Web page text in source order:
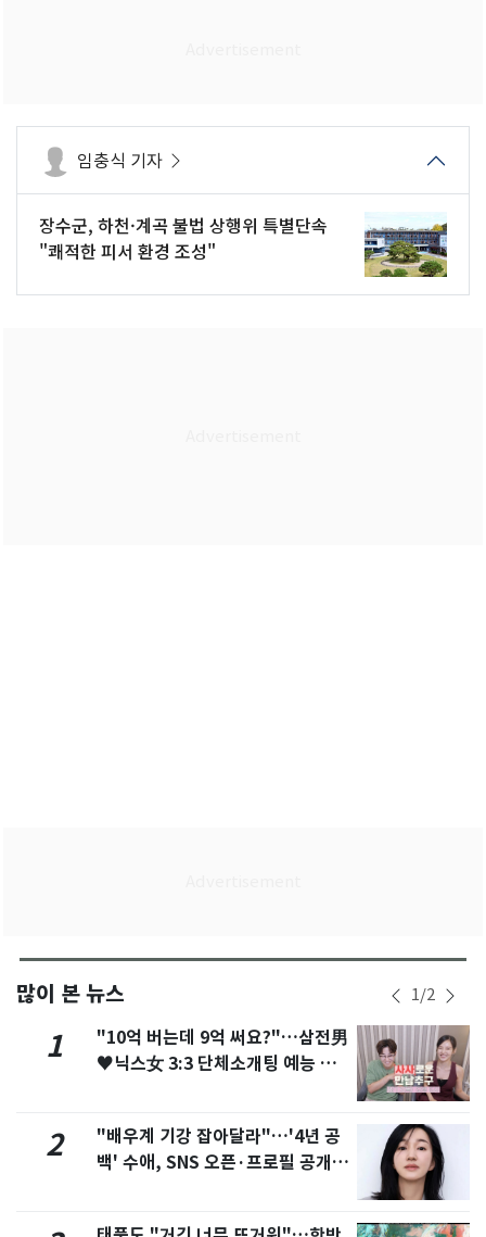
임충식 기자
장수군, 하천·계곡 불법 상행위 특별단속
"쾌적한 피서 환경 조성"
많이 본 뉴스 1/2
1
"10억 버는데 9억 써요?"…삼전男
♥닉스女 3:3 단체소개팅 예능 화
2
"배우계 기강 잡아달라"…'4년 공
백' 수애, SNS 오픈·프로필 공개